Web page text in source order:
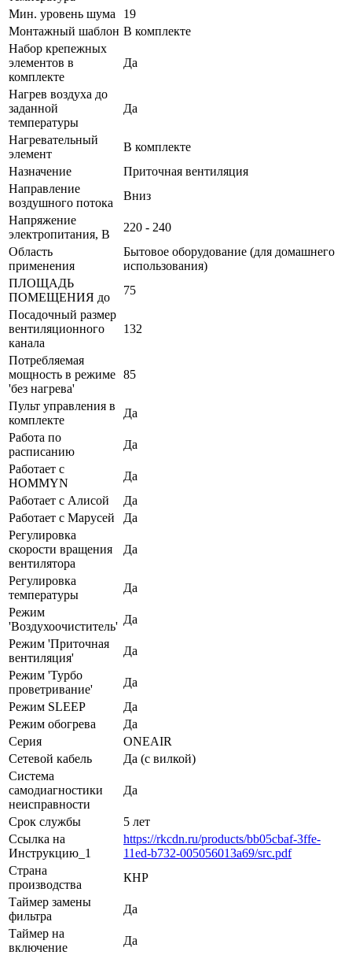
Мин. уровень шума
19
Монтажный шаблон В комплекте
Набор крепежных
элементов в
комплекте
Да
Нагрев воздуха до
заданной
температуры
Да
Нагревательный
элемент
В комплекте
Назначение
Приточная вентиляция
Направление
воздушного потока
Вниз
Напряжение
электропитания, В
220 - 240
Область
применения
Бытовое оборудование (для домашнего
использования)
ПЛОЩАДЬ
ПОМЕЩЕНИЯ до
75
Посадочный размер
вентиляционного
канала
132
Потребляемая
мощность в режиме
'без нагрева'
85
Пульт управления в
комплекте
Да
Работа по
расписанию
Да
Работает с
HOMMYN
Да
Работает с Алисой
Да
Работает с Марусей
Да
Регулировка
скорости вращения
вентилятора
Да
Регулировка
температуры
Да
Режим
'Воздухоочиститель'
Да
Режим 'Приточная
вентиляция'
Да
Режим 'Турбо
проветривание'
Да
Режим SLEEP
Да
Режим обогрева
Да
Серия
ONEAIR
Сетевой кабель
Да (с вилкой)
Система
самодиагностики
неисправности
Да
Срок службы
5 лет
Ссылка на
Инструкцию_1
https://rkcdn.ru/products/bb05cbaf-3ffe-
11ed-b732-005056013a69/src.pdf
Страна
производства
КНР
Таймер замены
фильтра
Да
Таймер на
включение
Да